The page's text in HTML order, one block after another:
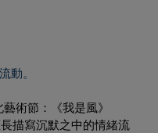
動。
術節：《我是風》
描寫沉默之中的情緒流